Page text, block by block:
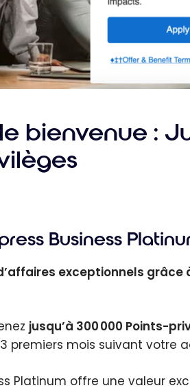
bienvenue :
Business
exceptionnels grâce
jusqu’à 300 000 Points-
premiers mois suivant votre
Platinum offre une valeur